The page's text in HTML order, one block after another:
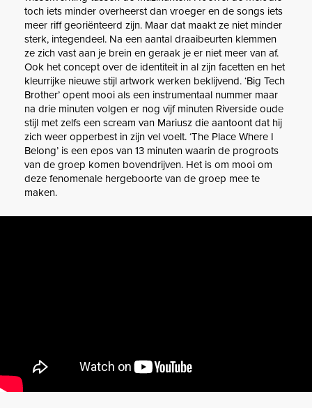
toch iets minder overheerst dan vroeger en de songs iets
meer riff georiënteerd zijn. Maar dat maakt ze niet minder
sterk, integendeel. Na een aantal draaibeurten klemmen
ze zich vast aan je brein en geraak je er niet meer van af.
Ook het concept over de identiteit in al zijn facetten en het
kleurrijke nieuwe stijl artwork werken beklijvend. ‘Big Tech
Brother’ opent mooi als een instrumentaal nummer maar
na drie minuten volgen er nog vijf minuten Riverside oude
stijl met zelfs een scream van Mariusz die aantoont dat hij
zich weer opperbest in zijn vel voelt. ‘The Place Where I
Belong’ is een epos van 13 minuten waarin de progroots
van de groep komen bovendrijven. Het is om mooi om
deze fenomenale hergeboorte van de groep mee te
maken.